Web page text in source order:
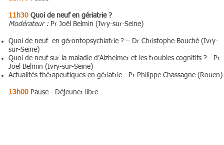
11h30 Quoi de neuf en gériatrie ?
Modérateur : Pr Joël Belmin (Ivry-sur-Seine)
Quoi de neuf en gérontopsychiatrie ? – Dr Christophe Bouché (Ivry-
sur-Seine)
Quoi de neuf sur la maladie d’Alzheimer et les troubles cognitifs ? - Pr
Joël Belmin (Ivry-sur-Seine)
Actualités thérapeutiques en gériatrie - Pr Philippe Chassagne (Rouen)
13h00 Pause - Déjeuner libre